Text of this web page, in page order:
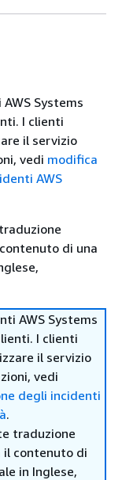
Systems
I clienti
il servizio
vedi modifica
AWS
di una
AWS Systems
I clienti
il servizio
vedi
degli incidenti
.
traduzione
contenuto di
in Inglese,